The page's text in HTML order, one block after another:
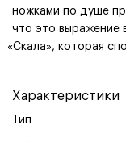
ножками по душе
что это выражение
«Скала», которая
Характеристики
Тип